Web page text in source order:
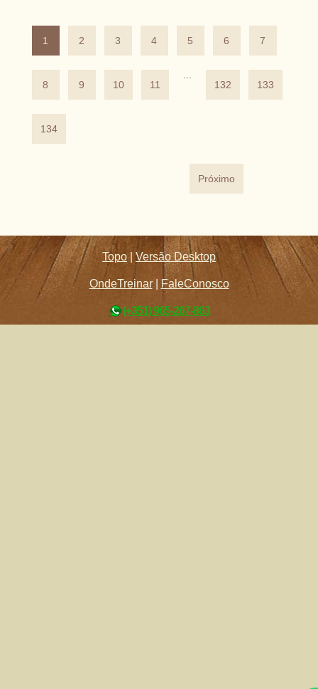
1 2 3 4 5 6 7
8 9 10 11
132
133
134
Próximo
Topo |Versão Desktop
OndeTreinar| FaleConosco
(+351) 965-267-863